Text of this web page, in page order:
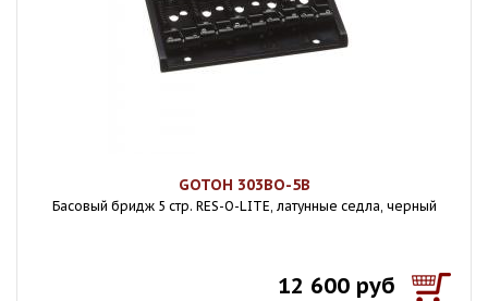
GOTOH 303BO-5B
Басовый бридж 5 стр. RES-O-LITE, латунные седла, черный
12 600 руб